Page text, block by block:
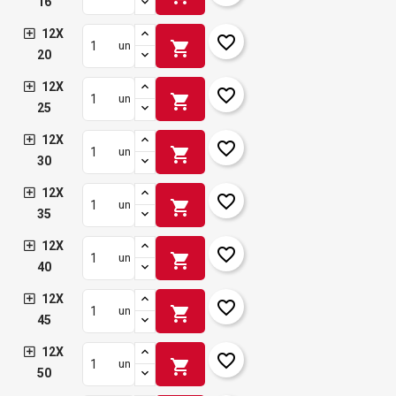
12X
20
un shopping_cart favorite_border
12X
25
un shopping_cart favorite_border
12X
30
un shopping_cart favorite_border
12X
35
un shopping_cart favorite_border
12X
40
un shopping_cart favorite_border
12X
45
un shopping_cart favorite_border
12X
50
un shopping_cart favorite_border